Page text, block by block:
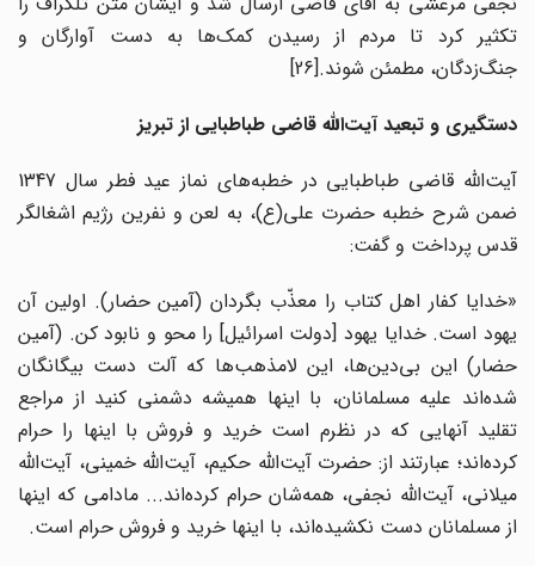
تکثیر کرد تا مردم از رسیدن کمک‌ها به دست آوارگان و
جنگ‌زدگان، مطمئن شوند.[26]
دستگیری و تبعید آیت‌الله قاضی طباطبایی از تبریز
آیت‌الله قاضی طباطبایی در خطبه‌های نماز عید فطر سال 1347
ضمن شرح خطبه حضرت علی(ع)، به لعن و نفرین رژیم اشغالگر
قدس پرداخت و گفت:
«خدایا کفار اهل کتاب را معذّب بگردان (آمین حضار). اولین آن
یهود است. خدایا یهود [دولت اسرائیل] را محو و نابود کن. (آمین
حضار) این بی‌دین‌ها، این لامذهب‌ها که آلت دست بیگانگان
شده‌اند علیه مسلمانان، با اینها همیشه دشمنی کنید از مراجع
تقلید آنهایی که در نظرم است خرید و فروش با اینها را حرام
کرده‌اند؛ عبارتند از: حضرت آیت‌الله حکیم، آیت‌الله خمینی، آیت‌الله
میلانی، آیت‌الله نجفی، همه‌شان حرام کرده‌اند... مادامی که اینها
از مسلمانان دست نکشیده‌اند، با اینها خرید و فروش حرام است.